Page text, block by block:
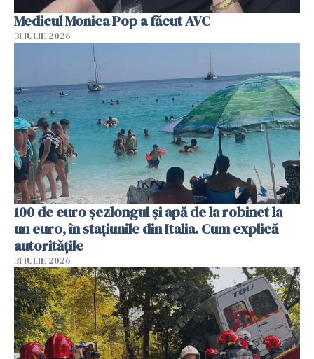
Medicul Monica Pop a făcut AVC
31 IULIE 2026
100 de euro șezlongul și apă de la robinet la
un euro, în stațiunile din Italia. Cum explică
autoritățile
31 IULIE 2026